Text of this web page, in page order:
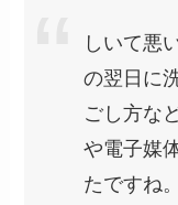
しいて悪
の翌日に
ごし方な
や電子媒
たですね